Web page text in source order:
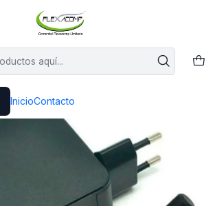
InicioContacto
Este es el texto del slide